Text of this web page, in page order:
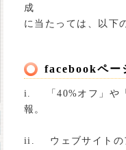
成
に当たっては、以下
facebookペー
i. 「40%オフ」や「
報。
ii. ウェブサイトの